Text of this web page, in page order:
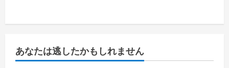
あなたは逃したかもしれません